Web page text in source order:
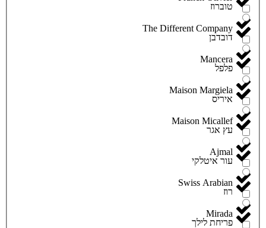
The Different Company
Mancera
Maison Margiela
Maison Micallef
Ajmal
Swiss Arabian
Mirada
טוברוז
דובדבן
פלפל
איריס
עץ אגר
עור איטלקי
רוז
פריחת לילך